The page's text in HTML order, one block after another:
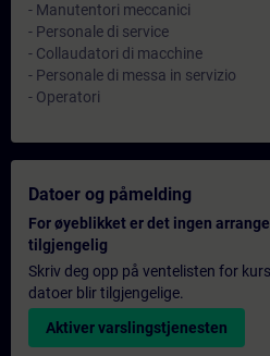
- Manutentori meccanici
- Personale di service
- Collaudatori di macchine
- Personale di messa in servizio
- Operatori
Datoer og påmelding
For øyeblikket er det ingen
tilgjengelig
Skriv deg opp på ventelisten for
datoer blir tilgjengelige.
Aktiver varslingstjenesten